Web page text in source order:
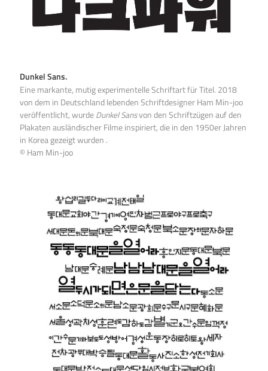
Dunkel Sans.
Eine markante, mutig experimentelle Schriftart für Titel. 2018
von dem in Deutschland lebenden Schriftdesigner Ham Min-joo
veröffentlicht, wurde Dunkel Sansvon den Schriftzügen auf den
Plakaten ausländischer Filme inspiriert, die in den 1950er Jahren
in Korea gezeigt wurden .
© Ham Min-joo